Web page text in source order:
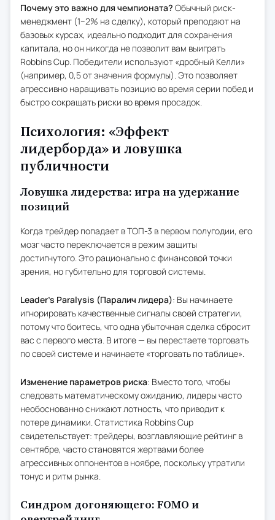
Почему это важно для чемпионата? Обычный риск-
менеджмент (1–2% на сделку), который преподают на
базовых курсах, идеально подходит для сохранения
капитала, но он никогда не позволит вам выиграть
Robbins Cup. Победители используют «дробный Келли»
(например, 0,5 от значения формулы). Это позволяет
агрессивно наращивать позицию во время серии побед и
быстро сокращать риски во время просадок.
Психология: «Эффект
лидерборда» и ловушка
публичности
Ловушка лидерства: игра на удержание
позиций
Когда трейдер попадает в ТОП-3 в первом полугодии, его
мозг часто переключается в режим защиты
достигнутого. Это рационально с финансовой точки
зрения, но губительно для торговой системы.
Leader's Paralysis (Паралич лидера): Вы начинаете
игнорировать качественные сигналы своей стратегии,
потому что боитесь, что одна убыточная сделка сбросит
вас с первого места. В итоге — вы перестаете торговать
по своей системе и начинаете «торговать по таблице».
Изменение параметров риска: Вместо того, чтобы
следовать математическому ожиданию, лидеры часто
необоснованно снижают лотность, что приводит к
потере динамики. Статистика Robbins Cup
свидетельствует: трейдеры, возглавляющие рейтинг в
сентябре, часто становятся жертвами более
агрессивных оппонентов в ноябре, поскольку утратили
тонус и ритм рынка.
Синдром догоняющего: FOMO и